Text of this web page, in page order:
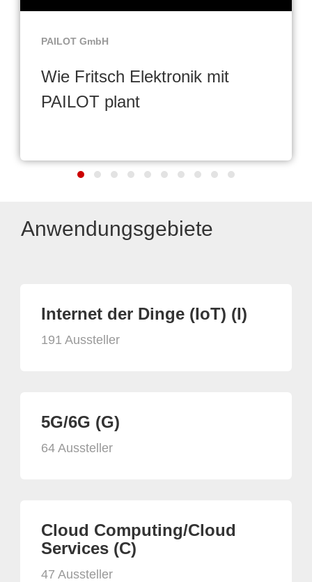
PAILOT GmbH
Wie Fritsch Elektronik mit
PAILOT plant
Anwendungsgebiete
Internet der Dinge (IoT) (I)
191 Aussteller
5G/6G (G)
64 Aussteller
Cloud Computing/Cloud
Services (C)
47 Aussteller